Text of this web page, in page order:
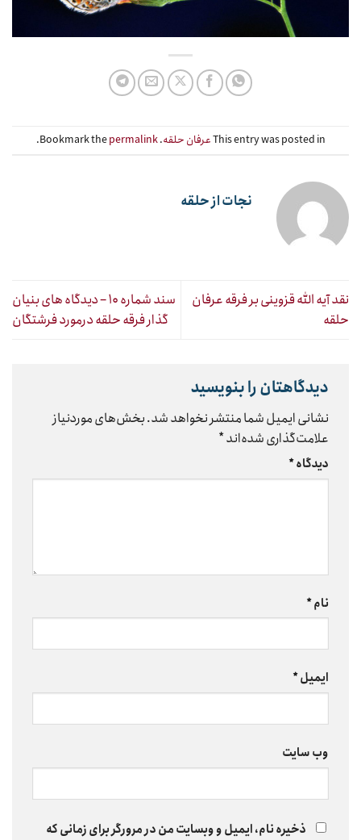
This entry was posted inعرفان حلقه. Bookmark the
permalink
.
نجات از حلقه
نقد آیه الله قزوینی بر فرقه عرفان
حلقه
سند شماره ۱۰ – دیدگاه های بنیان
گذار فرقه حلقه درمورد فرشتگان
دیدگاهتان را بنویسید
نشانی ایمیل شما منتشر نخواهد شد.بخش‌های موردنیاز
علامت‌گذاری شده‌اند*
دیدگاه*
نام*
ایمیل*
وب‌ سایت
ذخیره نام، ایمیل و وبسایت من در مرورگر برای زمانی که